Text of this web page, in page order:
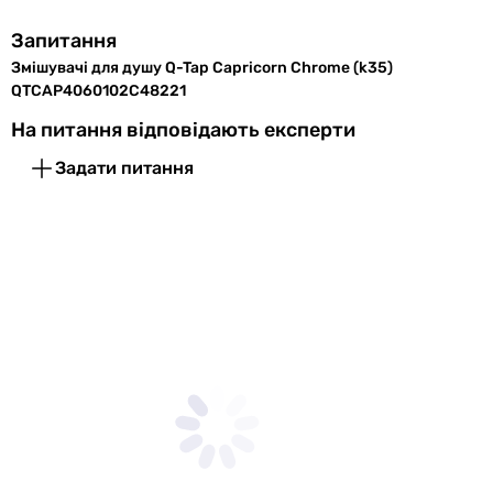
Режими
струменя
ручного душу
Фізичні характеристики
Запитання
Змішувачі для душу Q-Tap Capricorn Chrome (k35)
QTCAP4060102C48221
На питання відповідають експерти
Задати питання